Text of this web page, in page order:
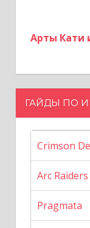
Арты Кати
ГАЙДЫ ПО
Crimson
Arc
Pragmata